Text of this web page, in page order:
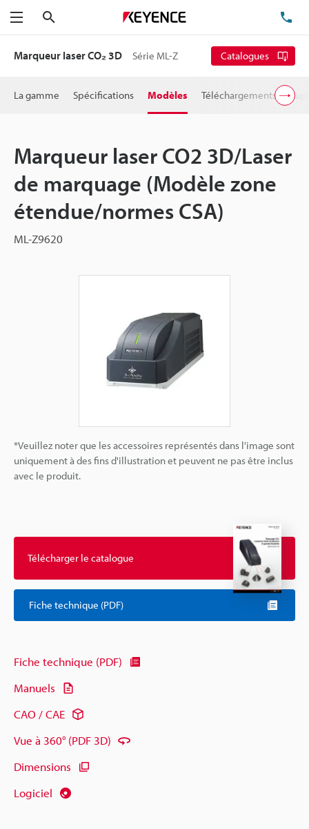
Menu
Marqueur laser CO₂ 3D Série ML-Z Catalogues
La gamme Spécifications Modèles Téléchargements
Marqueur laser CO2 3D/Laser
de marquage (Modèle zone
étendue/normes CSA)
ML-Z9620
*Veuillez noter que les accessoires représentés dans l'image sont
uniquement à des fins d'illustration et peuvent ne pas être inclus
avec le produit.
Télécharger le catalogue
Fiche technique (PDF)
Fiche technique (PDF)
Manuels
CAO / CAE
Vue à 360° (PDF 3D)
Dimensions
Logiciel